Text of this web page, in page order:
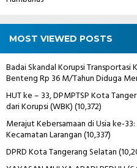
MOST VIEWED POSTS
Badai Skandal Korupsi Transportasi
Benteng Rp 36 M/Tahun Diduga
HUT ke – 33, DPMPTSP Kota
dari Korupsi (WBK)(10,372)
Merajut Kebersamaan di Usia ke-
Kecamatan Larangan(10,337)
DPRD Kota Tangerang Selatan